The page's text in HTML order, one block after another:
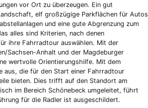
vor Ort zu überzeugen. Ein gut
elf großzügige Parkflächen für Autos
und eine gute Abgrenzung zum
alles sind Kriterien, nach denen
ihre Fahrradtour auswählen. Mit der
Sachsen-Anhalt und der Magdeburger
wertvolle Orientierungshilfe. Mit dem
aus, die für den Start einer Fahrradtour
bieten. Dies trifft auf den Standort am
im Bereich Schönebeck umgeleitet, führt
für die Radler ist ausgeschildert.